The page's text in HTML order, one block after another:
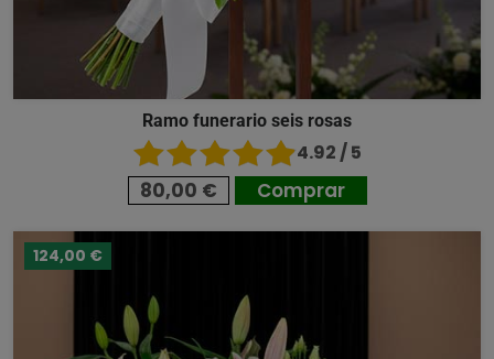
Ramo funerario seis rosas
4.92 / 5
80,00 € Comprar
124,00 €